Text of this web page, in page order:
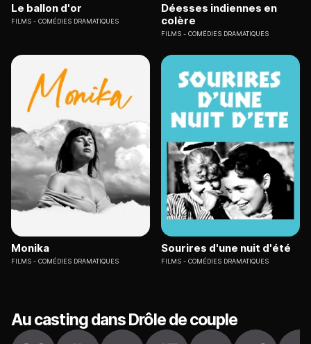
Le ballon d'or
FILMS COMÉDIES DRAMATIQUES
Déesses indiennes en
colère
FILMS COMÉDIES DRAMATIQUES
Monika
FILMS COMÉDIES DRAMATIQUES
Sourires d'une nuit d'été
FILMS COMÉDIES DRAMATIQUES
Au casting dans Drôle de couple